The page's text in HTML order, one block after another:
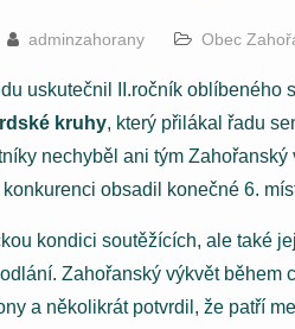
adminzahorany Obec
uskutečnil II.ročník oblíbeného
kruhy, který přilákal řadu
nechyběl ani tým Zahořanský
obsadil konečné 6.
kondici soutěžících, ale také
Zahořanský výkvět během
a několikrát potvrdil, že patří